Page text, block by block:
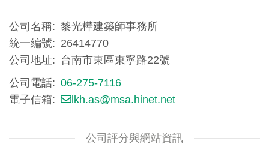
公司名稱
黎光樺建築師事務所
統一編號
26414770
公司地址
台南市東區東寧路22號
公司電話
06-275-7116
電子信箱
lkh.as@msa.hinet.net
公司評分與網站資訊